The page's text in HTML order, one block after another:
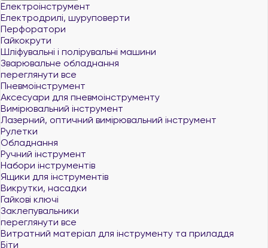
Електроінструмент
Електродрилі, шуруповерти
Перфоратори
Гайкокрути
Шліфувальні і полірувальні машини
Зварювальне обладнання
переглянути все
Пневмоінструмент
Аксесуари для пневмоінструменту
Вимірювальний інструмент
Лазерний, оптичний вимірювальний інструмент
Рулетки
Обладнання
Ручний інструмент
Набори інструментів
Ящики для інструментів
Викрутки, насадки
Гайкові ключі
Заклепувальники
переглянути все
Витратний матеріал для інструменту та приладдя
Біти